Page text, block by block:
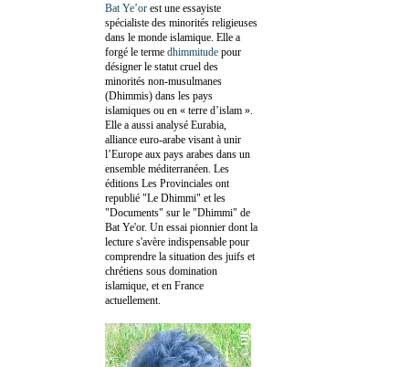
Bat Ye’or est une essayiste
spécialiste des minorités religieuses
dans le monde islamique. Elle a
forgé le terme dhimmitude pour
désigner le statut cruel des
minorités non-musulmanes
(Dhimmis) dans les pays
islamiques ou en « terre d’islam ».
Elle a aussi analysé Eurabia,
alliance euro-arabe visant à unir
l’Europe aux pays arabes dans un
ensemble méditerranéen. Les
éditions Les Provinciales ont
republié "Le Dhimmi" et les
"Documents" sur le "Dhimmi" de
Bat Ye'or. Un essai pionnier dont la
lecture s'avère indispensable pour
comprendre la situation des juifs et
chrétiens sous domination
islamique, et en France
actuellement.